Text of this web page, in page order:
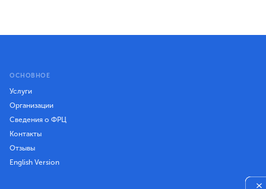
ОСНОВНОЕ
Услуги
Организации
Сведения о ФРЦ
Контакты
Отзывы
English Version
×